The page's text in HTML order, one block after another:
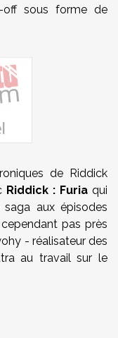
off sous forme de
de Riddick
Riddick : Furia qui
aux épisodes
pas près
- réalisateur des
au travail sur le